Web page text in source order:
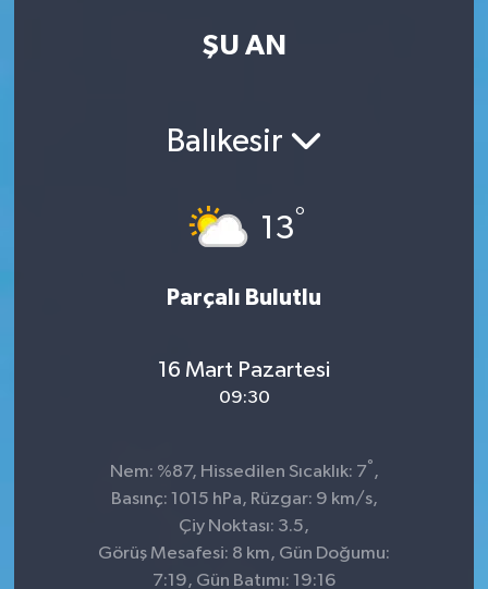
ŞU AN
Balıkesir
13°
Parçalı Bulutlu
16 Mart Pazartesi
09:30
Nem: %87, Hissedilen Sıcaklık: 7° ,
Basınç: 1015 hPa, Rüzgar: 9 km/s,
Çiy Noktası: 3.5,
Görüş Mesafesi: 8 km, Gün Doğumu:
7:19, Gün Batımı: 19:16
Tarih - Kültür - Sanat - Turizm
Son Dakika Haberleri